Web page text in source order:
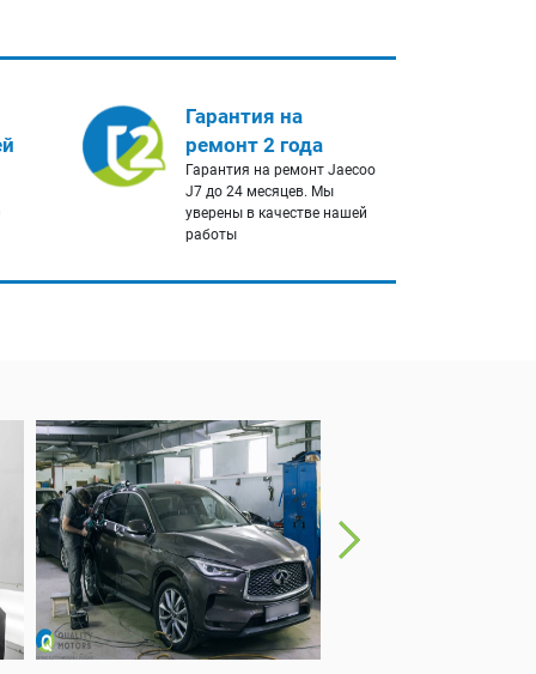
Гарантия на
ремонт 2 года
Гарантия на ремонт Jaecoo
J7 до 24 месяцев. Мы
уверены в качестве нашей
работы